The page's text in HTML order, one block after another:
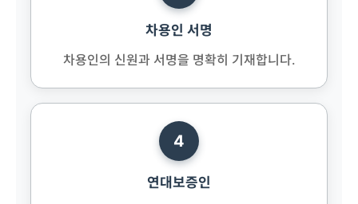
차용인 서명
차용인의 신원과 서명을 명확히 기재합니다.
4
연대보증인